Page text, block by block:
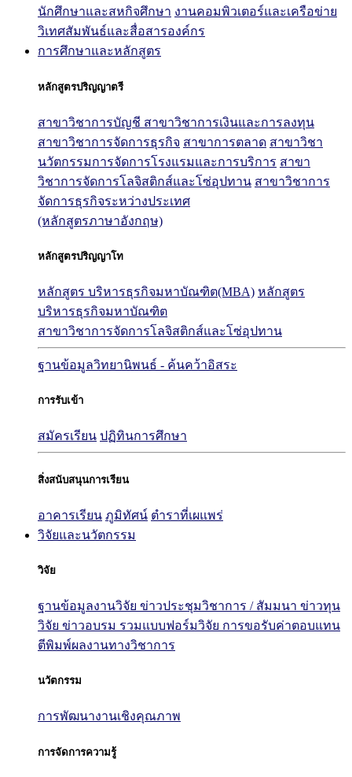
นักศึกษาและสหกิจศึกษา งานคอมพิวเตอร์และเครือข่าย
วิเทศสัมพันธ์และสื่อสารองค์กร
การศึกษาและหลักสูตร
หลักสูตรปริญญาตรี
สาขาวิชาการบัญชี สาขาวิชาการเงินและการลงทุน
สาขาวิชาการจัดการธุรกิจ สาขาการตลาด สาขาวิชา
นวัตกรรมการจัดการโรงแรมและการบริการ สาขา
วิชาการจัดการโลจิสติกส์และโซ่อุปทาน สาขาวิชาการ
จัดการธุรกิจระหว่างประเทศ
(หลักสูตรภาษาอังกฤษ)
หลักสูตรปริญญาโท
หลักสูตร บริหารธุรกิจมหาบัณฑิต(MBA) หลักสูตร
บริหารธุรกิจมหาบัณฑิต
สาขาวิชาการจัดการโลจิสติกส์และโซ่อุปทาน
ฐานข้อมูลวิทยานิพนธ์ - ค้นคว้าอิสระ
การรับเข้า
สมัครเรียน ปฏิทินการศึกษา
สิ่งสนับสนุนการเรียน
อาคารเรียน ภูมิทัศน์ ตำราที่เผแพร่
วิจัยและนวัตกรรม
วิจัย
ฐานข้อมูลงานวิจัย ข่าวประชุมวิชาการ / สัมมนา ข่าวทุน
วิจัย ข่าวอบรม รวมแบบฟอร์มวิจัย การขอรับค่าตอบแทน
ตีพิมพ์ผลงานทางวิชาการ
นวัตกรรม
การพัฒนางานเชิงคุณภาพ
การจัดการความรู้